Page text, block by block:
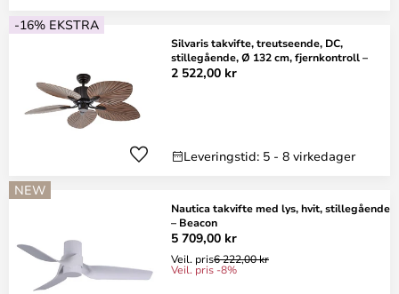
-16% EKSTRA
Silvaris takvifte, treutseende, DC,
stillegående, Ø 132 cm, fjernkontroll –
2 522,00 kr
Leveringstid: 5 - 8 virkedager
NEW
Nautica takvifte med lys, hvit, stillegående
– Beacon
5 709,00 kr
Veil. pris6 222,00 kr
Veil. pris -8%